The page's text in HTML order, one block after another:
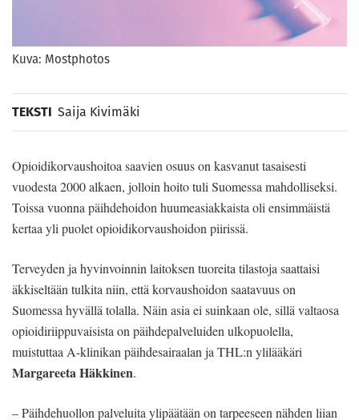
Kuva: Mostphotos
TEKSTI Saija Kivimäki
Opioidikorvaushoitoa saavien osuus on kasvanut tasaisesti
vuodesta 2000 alkaen, jolloin hoito tuli Suomessa mahdolliseksi.
Toissa vuonna päihdehoidon huumeasiakkaista oli ensimmäistä
kertaa yli puolet opioidikorvaushoidon piirissä.
Terveyden ja hyvinvoinnin laitoksen tuoreita tilastoja saattaisi
äkkiseltään tulkita niin, että korvaushoidon saatavuus on
Suomessa hyvällä tolalla. Näin asia ei suinkaan ole, sillä valtaosa
opioidiriippuvaisista on päihdepalveluiden ulkopuolella,
muistuttaa A-klinikan päihdesairaalan ja THL:n ylilääkäri
MargareetaHäkkinen.
– Päihdehuollon palveluita ylipäätään on tarpeeseen nähden liian